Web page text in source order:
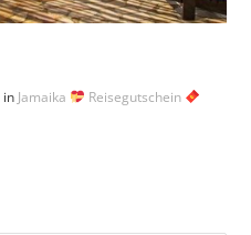
in Jamaika
Reisegutschein